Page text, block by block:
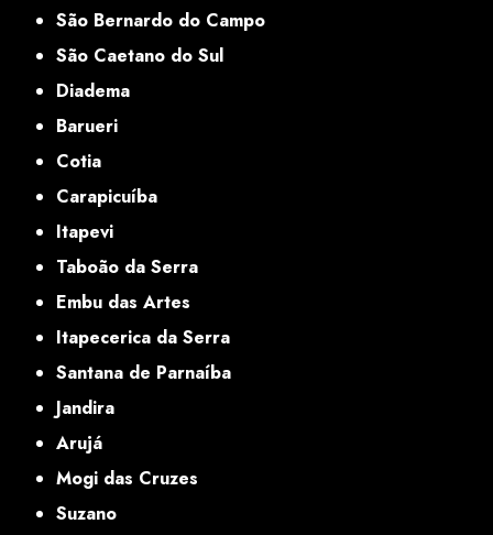
São Bernardo do Campo
São Caetano do Sul
Diadema
Barueri
Cotia
Carapicuíba
Itapevi
Taboão da Serra
Embu das Artes
Itapecerica da Serra
Santana de Parnaíba
Jandira
Arujá
Mogi das Cruzes
Suzano